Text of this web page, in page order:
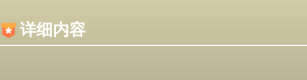
详细内容